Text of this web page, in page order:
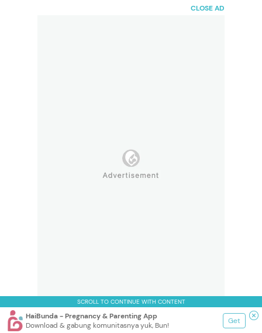
CLOSE AD
SCROLL TO CONTINUE WITH CONTENT
HaiBunda - Pregnancy & Parenting App
Download & gabung komunitasnya yuk, Bun!
Get